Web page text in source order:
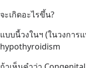
จะเกิดอะไรขึ้น?
แบบนี้วงในฯ (ในวงการ
hypothyroidism